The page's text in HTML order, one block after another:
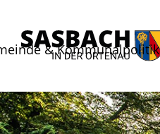
& Kommunalpolitik